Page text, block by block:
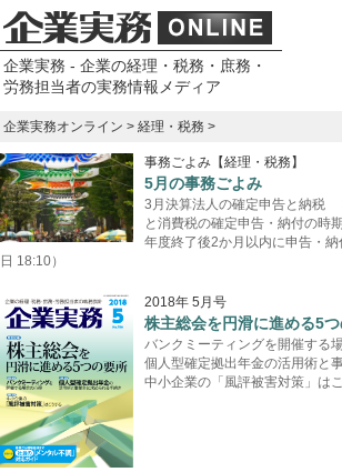
企業実務 - 企業の経理・税務・庶務・
労務担当者の実務情報メディア
企業実務オンライン > 経理・税務 >
事務ごよみ【経理・税務】
5月の事務ごよみ
3月決算法人の確定申告と納税
と消費税の確定申告・納付の
年度終了後2か月以内に申告・
日 18:10）
2018年 5月号
株主総会を円滑に進める5
バンクミーティングを開催する
個人型確定拠出年金の活用術と
中小企業の「風評被害対策」は